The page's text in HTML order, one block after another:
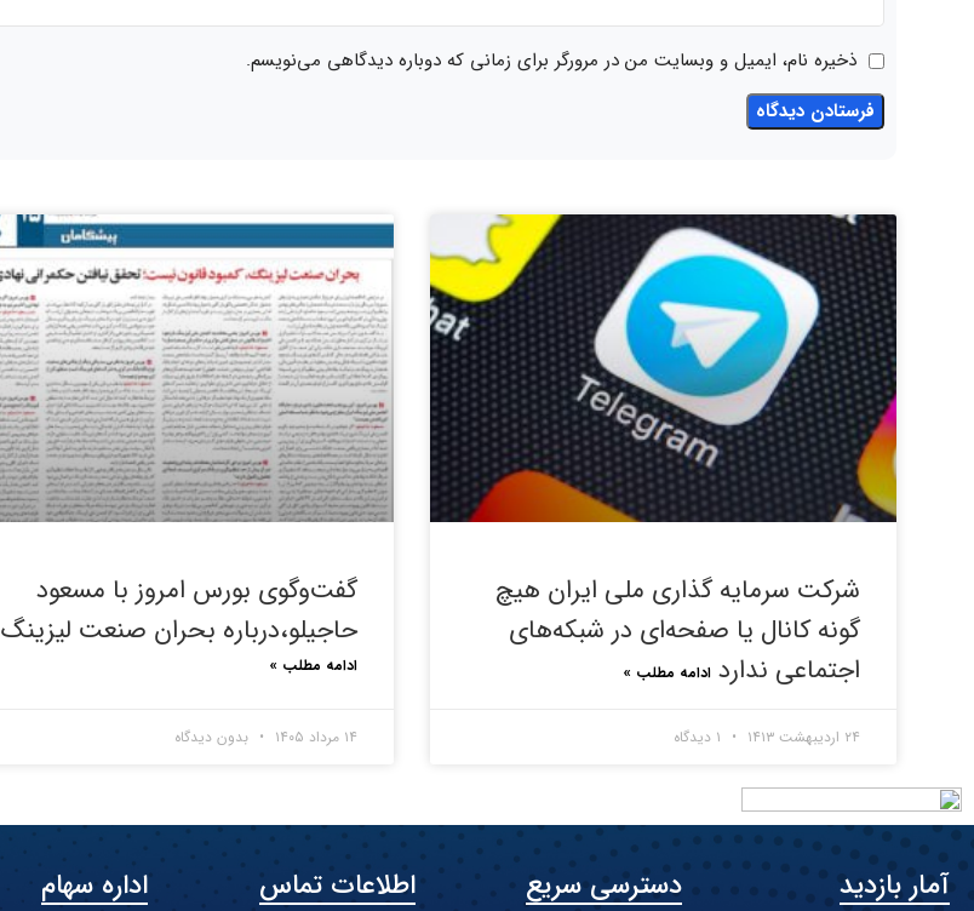
ذخیره نام، ایمیل و وبسایت من در مرورگر برای زمانی که دوباره دیدگاهی می‌نویسم.
شرکت سرمایه گذاری ملی ایران هیچ
گونه کانال یا صفحه‌ای در شبکه‌های
اجتماعی ندارد ادامه مطلب »
۲۴ اردیبهشت ۱۴۱۳
گفت‌وگوی بورس امروز با مسعود
حاجیلو،درباره بحران صنعت لیزینگ
ادامه مطلب »
۱۴ مرداد ۱۴۰۵ بدون دیدگاه
آمار بازدید دسترسی سریع اطلاعات تماس اداره سهام